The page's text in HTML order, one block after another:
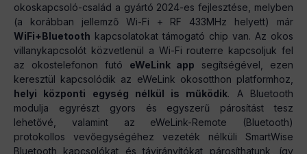
okoskapcsoló-család a gyártó 2024-es fejlesztése, melyben
(a korábban jellemző Wi-Fi + RF 433MHz helyett) már
WiFi+Bluetooth kapcsolatokat támogató chip van. Az okos
villanykapcsolót közvetlenül a Wi-Fi routerre kapcsoljuk fel
az okostelefonon futó eWeLink app segítségével, ezen
keresztül kapcsolódik az eWeLink okosotthon platformhoz,
helyi központi egység nélkül is működik. A Bluetooth
modulja egyrészt gyors és egyszerű párosítást tesz
lehetővé, valamint az eWeLink-Remote (Bluetooth)
protokollos vevőegységéhez vezeték nélküli SmartWise
Bluetooth kapcsolókat és távirányítókat párosíthatunk, így